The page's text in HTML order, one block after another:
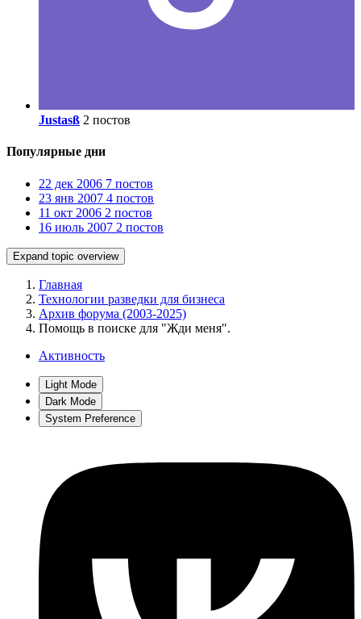
Justasß 2 постов
Популярные дни
22 дек 2006 7 постов
23 янв 2007 4 постов
11 окт 2006 2 постов
16 июль 2007 2 постов
Expand topic overview
Главная
Технологии разведки для бизнеса
Архив форума (2003-2025)
Помощь в поиске для "Жди меня".
Активность
Light Mode
Dark Mode
System Preference